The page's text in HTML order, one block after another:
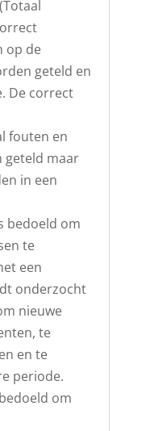
op de
geteld en
De correct
fouten en
geteld maar
in een
bedoeld om
te
een
onderzocht
nieuwe
te
en te
periode.
om